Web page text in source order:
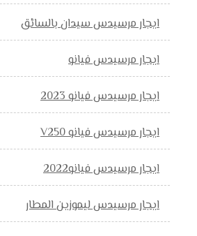
ايجار مرسيدس سيدان بالسائق
ايجار مرسيدس فيانو
ايجار مرسيدس فيانو 2023
ايجار مرسيدس فيانو V250
ايجار مرسيدس فيانو2022
ايجار مرسيدس ليموزين المطار